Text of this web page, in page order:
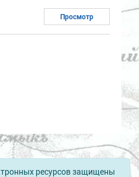
Просмотр
ресурсов защищены